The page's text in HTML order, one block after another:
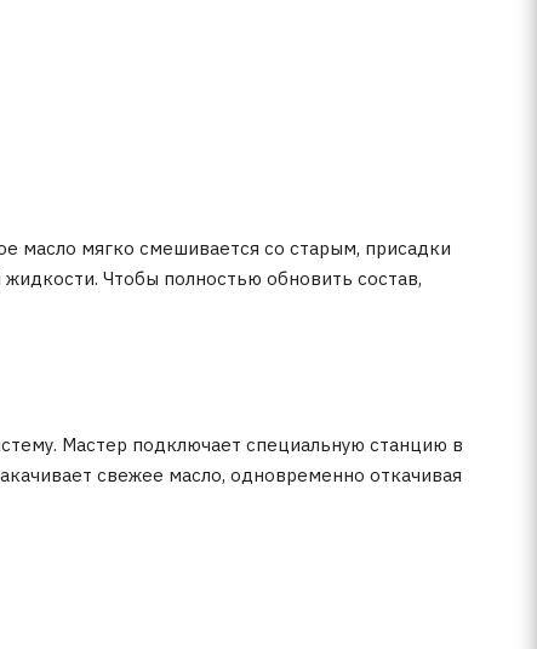
масло мягко смешивается со старым, присадки
Чтобы полностью обновить состав,
Мастер подключает специальную станцию в
свежее масло, одновременно откачивая